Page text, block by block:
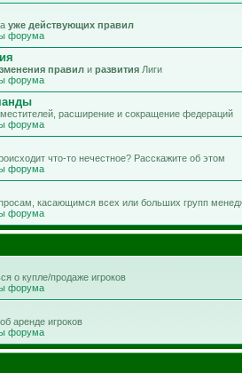
уже действующих правил
форума
правил и развития Лиги
форума
расширение и сокращение федераций
форума
что-то нечестное? Расскажите об этом
форума
касающимся всех или больших групп
форума
о купле/продаже игроков
форума
аренде игроков
форума